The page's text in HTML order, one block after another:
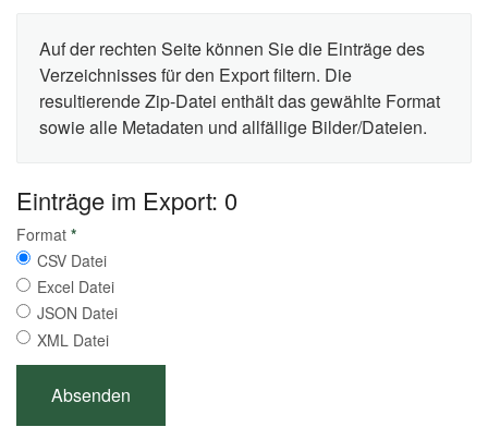
Auf der rechten Seite können Sie die Einträge des
Verzeichnisses für den Export filtern. Die
resultierende Zip-Datei enthält das gewählte Format
sowie alle Metadaten und allfällige Bilder/Dateien.
Einträge im Export: 0
Format *
CSV Datei
Excel Datei
JSON Datei
XML Datei